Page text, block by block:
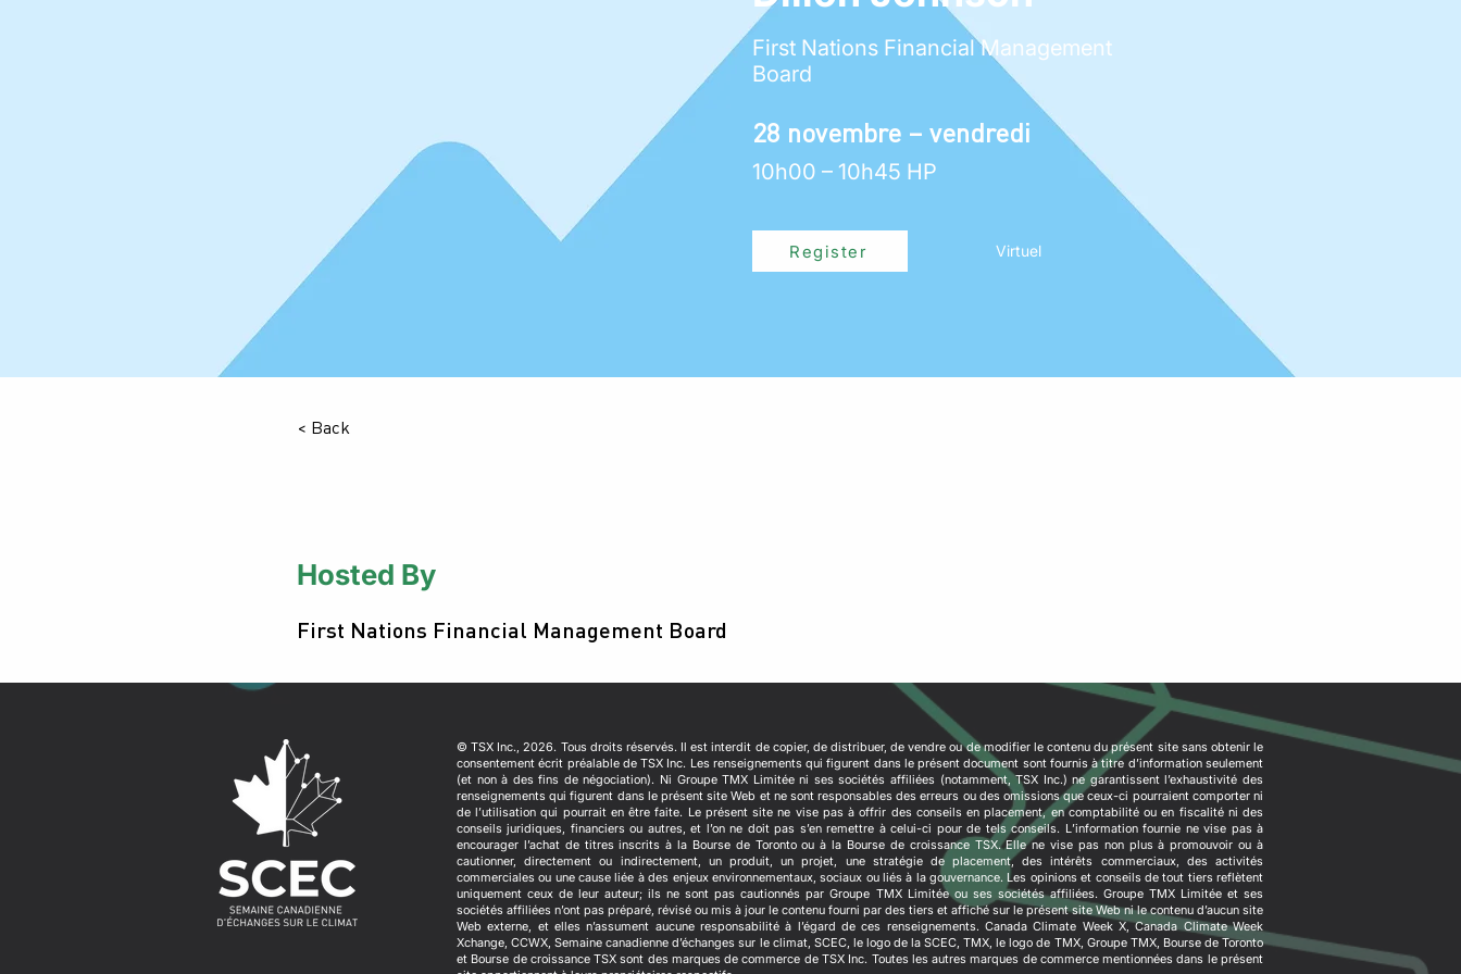
First Nations Financial Management
Board
28 novembre – vendredi
10h00 – 10h45 HP
Register Virtuel
< Back
Hosted By
First Nations Financial Management Board
© TSX Inc., 2026. Tous droits réservés. Il est interdit de copier, de distribuer, de vendre ou de modifier le contenu du présent site sans obtenir le
consentement écrit préalable de TSX Inc. Les renseignements qui figurent dans le présent document sont fournis à titre d’information seulement
(et non à des fins de négociation). Ni Groupe TMX Limitée ni ses sociétés affiliées (notamment, TSX Inc.) ne garantissent l’exhaustivité des
renseignements qui figurent dans le présent site Web et ne sont responsables des erreurs ou des omissions que ceux-ci pourraient comporter ni
de l’utilisation qui pourrait en être faite. Le présent site ne vise pas à offrir des conseils en placement, en comptabilité ou en fiscalité ni des
conseils juridiques, financiers ou autres, et l’on ne doit pas s’en remettre à celui-ci pour de tels conseils. L’information fournie ne vise pas à
encourager l’achat de titres inscrits à la Bourse de Toronto ou à la Bourse de croissance TSX. Elle ne vise pas non plus à promouvoir ou à
cautionner, directement ou indirectement, un produit, un projet, une stratégie de placement, des intérêts commerciaux, des activités
commerciales ou une cause liée à des enjeux environnementaux, sociaux ou liés à la gouvernance. Les opinions et conseils de tout tiers reflètent
uniquement ceux de leur auteur; ils ne sont pas cautionnés par Groupe TMX Limitée ou ses sociétés affiliées. Groupe TMX Limitée et ses
sociétés affiliées n’ont pas préparé, révisé ou mis à jour le contenu fourni par des tiers et affiché sur le présent site Web ni le contenu d’aucun site
Web externe, et elles n’assument aucune responsabilité à l’égard de ces renseignements. Canada Climate Week X, Canada Climate Week
Xchange, CCWX, Semaine canadienne d’échanges sur le climat, SCEC, le logo de la SCEC, TMX, le logo de TMX, Groupe TMX, Bourse de Toronto
et Bourse de croissance TSX sont des marques de commerce de TSX Inc. Toutes les autres marques de commerce mentionnées dans le présent